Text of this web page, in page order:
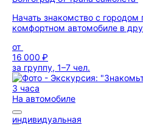
Начать знакомство с
комфортном автомобиле в
от
16 000 ₽
за группу, 1–7 чел.
3 часа
На автомобиле
индивидуальная